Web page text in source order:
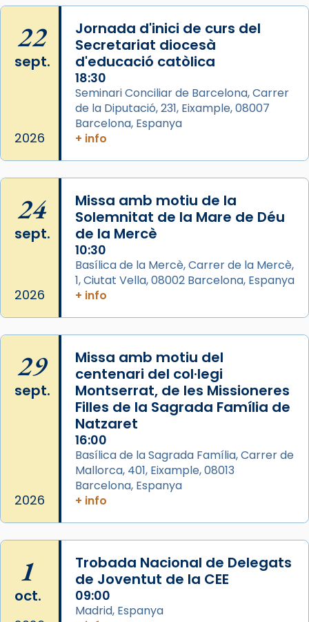
Memòria de les santes Juliana i
Semproniana, verges i màrtirs.
Acompanyant la història de sant Cugat, a
partir de l’Edat Mitjana sorgeix la tradició
que les santes Juliana (“relatiu a Júlia”) i
Semproniana (“relatiu a Semprònia =
eterna”) són deixebles seves. I l’any 1667, el
frare Joan Gaspar Roig, afirma en una obra
Foto
View on Facebook · Share
22
sept.
2026
Jornada d'inici de curs del
Secretariat diocesà
d'educació catòlica
18:30
Seminari Conciliar de Barcelona, Carrer
de la Diputació, 231, Eixample, 08007
Barcelona, Espanya
+ info
24
sept.
2026
Missa amb motiu de la
Solemnitat de la Mare de Déu
de la Mercè
10:30
Basílica de la Mercè, Carrer de la Mercè,
1, Ciutat Vella, 08002 Barcelona, Espanya
+ info
29
sept.
2026
Missa amb motiu del
centenari del col·legi
Montserrat, de les Missioneres
Filles de la Sagrada Família de
Natzaret
16:00
Basílica de la Sagrada Família, Carrer de
Mallorca, 401, Eixample, 08013
Barcelona, Espanya
+ info
1
oct.
Trobada Nacional de Delegats
de Joventut de la CEE
09:00
Madrid, Espanya